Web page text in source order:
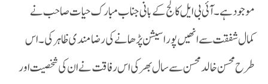
موجود ہے۔ آئی بی ایل کالج کے بانی جناب مبارک حیات صاحب نے
کمال شفقت سے انھیں پورا سیشن پڑھانے کی رضامندی ظاہر کی ۔اس
طرح محسن خالد محسن سے سال بھر کی اس رفاقت نے ان کی شخصیت اور